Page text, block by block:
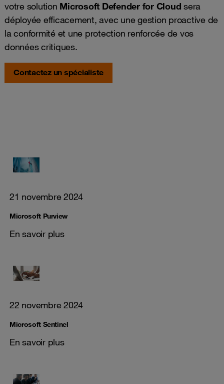
votre solution Microsoft Defender for Cloud sera
déployée efficacement, avec une gestion proactive de
la conformité et une protection renforcée de vos
données critiques.
Contactez un spécialiste
21 novembre 2024
Microsoft Purview
En savoir plus
22 novembre 2024
Microsoft Sentinel
En savoir plus